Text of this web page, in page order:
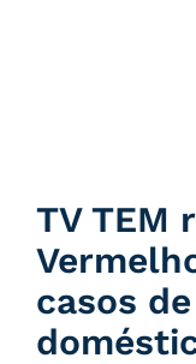
TV TEM
casos